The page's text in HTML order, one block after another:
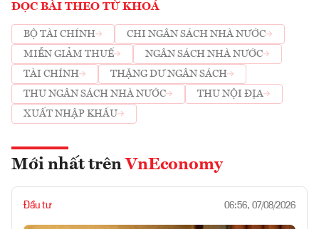
ĐỌC BÀI THEO TỪ KHOÁ
BỘ TÀI CHÍNH
CHI NGÂN SÁCH NHÀ NƯỚC
MIỄN GIẢM THUẾ
NGÂN SÁCH NHÀ NƯỚC
TÀI CHÍNH
THẶNG DƯ NGÂN SÁCH
THU NGÂN SÁCH NHÀ NƯỚC
THU NỘI ĐỊA
XUẤT NHẬP KHẨU
Mới nhất trên VnEconomy
Đầu tư 06:56, 07/08/2026